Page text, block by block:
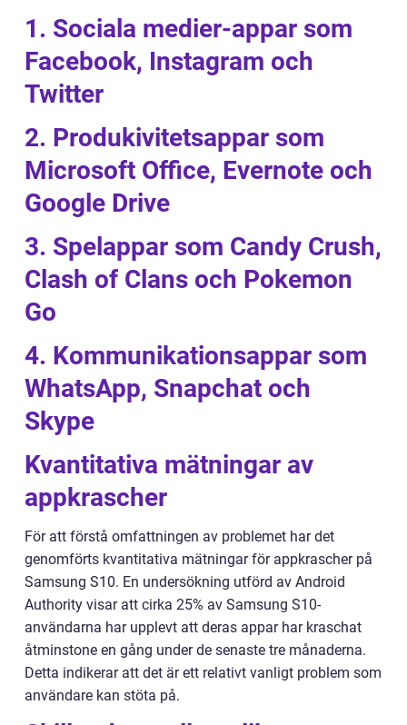
1. Sociala medier-appar som
Facebook, Instagram och
Twitter
2. Produkivitetsappar som
Microsoft Office, Evernote och
Google Drive
3. Spelappar som Candy Crush,
Clash of Clans och Pokemon
Go
4. Kommunikationsappar som
WhatsApp, Snapchat och
Skype
Kvantitativa mätningar av
appkrascher
För att förstå omfattningen av problemet har det
genomförts kvantitativa mätningar för appkrascher på
Samsung S10. En undersökning utförd av Android
Authority visar att cirka 25% av Samsung S10-
användarna har upplevt att deras appar har kraschat
åtminstone en gång under de senaste tre månaderna.
Detta indikerar att det är ett relativt vanligt problem som
användare kan stöta på.